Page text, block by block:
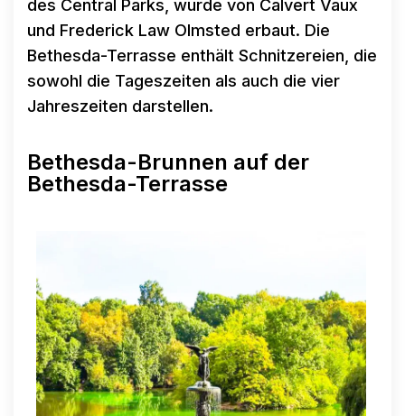
des Central Parks, wurde von Calvert Vaux
und Frederick Law Olmsted erbaut. Die
Bethesda-Terrasse enthält Schnitzereien, die
sowohl die Tageszeiten als auch die vier
Jahreszeiten darstellen.
Bethesda-Brunnen auf der
Bethesda-Terrasse